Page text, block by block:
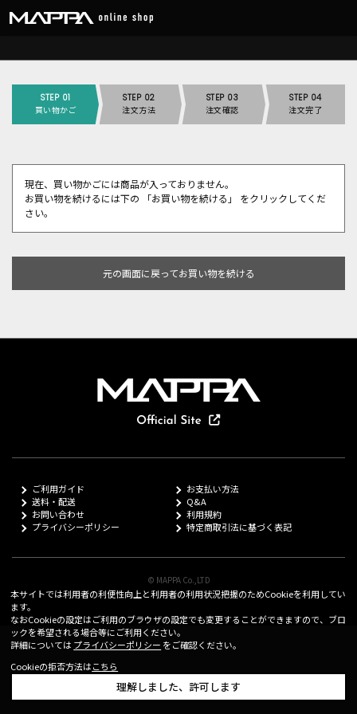
STEP 01
買い物かご
STEP 02
注文方法
STEP 03
注文確認
STEP 04
注文完了
現在、買い物かごには商品が入っておりません。
お買い物を続けるには下の 「お買い物を続ける」 をクリックしてくだ
さい。
元の画面に戻ってお買い物を続ける
ご利用ガイド
お支払い方法
送料・配送
Q&A
お問い合わせ
利用規約
プライバシーポリシー
特定商取引法に基づく表記
© MAPPA Co.,LTD
本サイトでは利用者の利便性向上と利用者の利用状況把握のためCookieを利用してい
ます。
なおCookieの設定はご利用のブラウザの設定でも変更することができますので、ブロ
ックを希望される場合等にご利用ください。
詳細については プライバシーポリシー をご確認ください。
Cookieの拒否方法はこちら
理解しました、許可します